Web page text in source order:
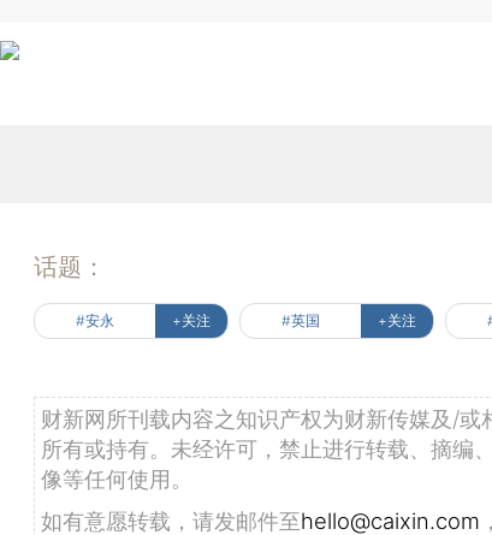
话题：
#安永 +关注 #英国 +关注
财新网所刊载内容之知识产权为财新传媒及/或
所有或持有。未经许可，禁止进行转载、摘编
像等任何使用。
如有意愿转载，请发邮件至hello@caixin.com